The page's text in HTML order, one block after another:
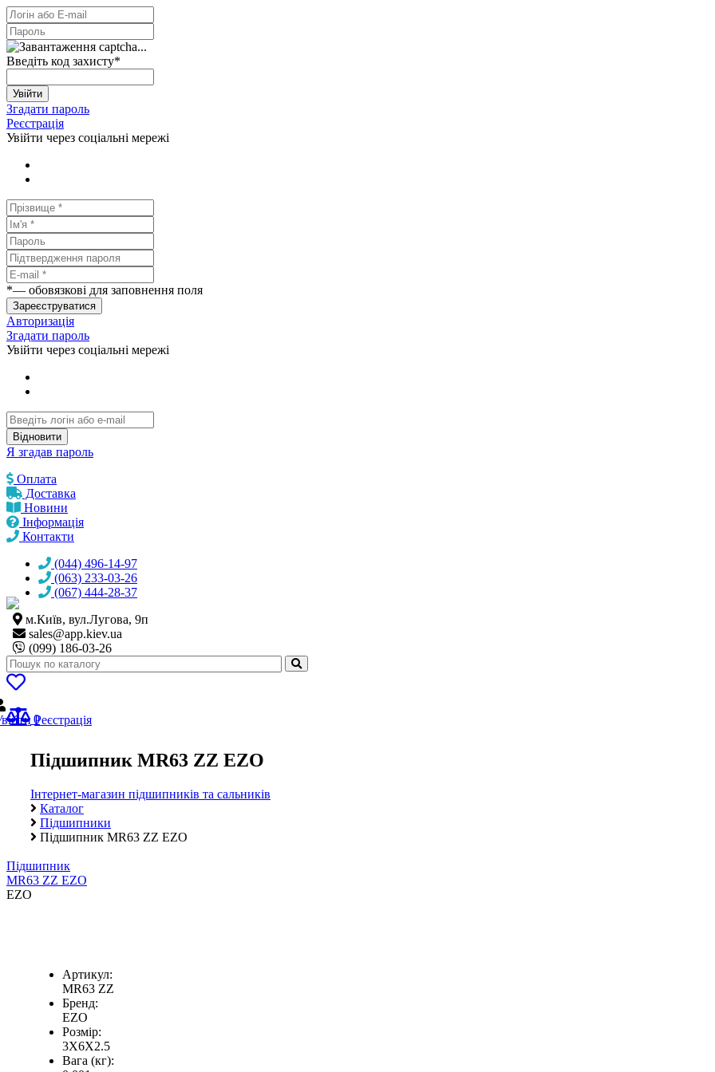
Введіть код захисту*
Увійти
Згадати пароль
Реєстрація
Увійти через соціальні мережі
*— обовязкові для заповнення поля
Зареєструватися
Авторизація
Згадати пароль
Увійти через соціальні мережі
Відновити
Я згадав пароль
Оплата
Доставка
Новини
Інформація
Контакти
(044) 496-14-97
(063) 233-03-26
(067) 444-28-37
м.Київ, вул.Лугова, 9п
sales@app.kiev.ua
(099) 186-03-26
0
Реєстрація
Підшипник MR63 ZZ EZO
Інтернет-магазин підшипників та сальників
Каталог
Підшипники
Підшипник MR63 ZZ EZO
Підшипник
MR63 ZZ EZO
EZO
Артикул:
MR63 ZZ
Бренд:
EZO
Розмір:
3X6X2.5
Вага (кг):